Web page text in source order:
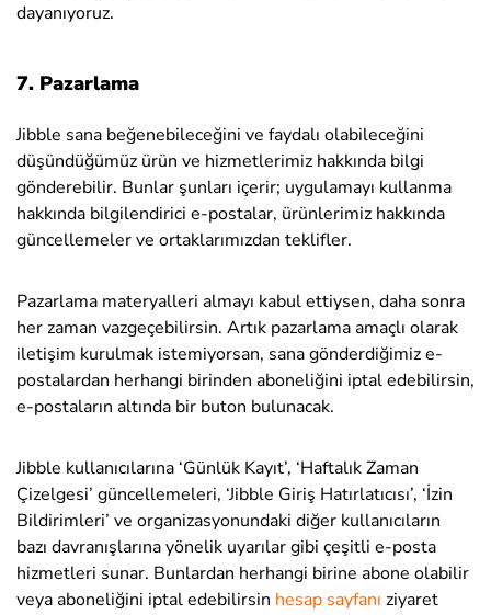
dayanıyoruz.
7. Pazarlama
Jibble sana beğenebileceğini ve faydalı olabileceğini
düşündüğümüz ürün ve hizmetlerimiz hakkında bilgi
gönderebilir. Bunlar şunları içerir; uygulamayı kullanma
hakkında bilgilendirici e-postalar, ürünlerimiz hakkında
güncellemeler ve ortaklarımızdan teklifler.
Pazarlama materyalleri almayı kabul ettiysen, daha sonra
her zaman vazgeçebilirsin. Artık pazarlama amaçlı olarak
iletişim kurulmak istemiyorsan, sana gönderdiğimiz e-
postalardan herhangi birinden aboneliğini iptal edebilirsin,
e-postaların altında bir buton bulunacak.
Jibble kullanıcılarına ‘Günlük Kayıt’, ‘Haftalık Zaman
Çizelgesi’ güncellemeleri, ‘Jibble Giriş Hatırlatıcısı’, ‘İzin
Bildirimleri’ ve organizasyonundaki diğer kullanıcıların
bazı davranışlarına yönelik uyarılar gibi çeşitli e-posta
hizmetleri sunar. Bunlardan herhangi birine abone olabilir
veya aboneliğini iptal edebilirsin hesap sayfanı ziyaret